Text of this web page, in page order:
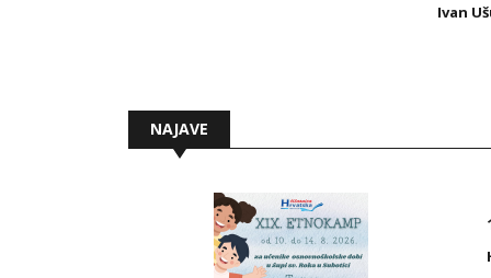
Ivan
NAJAVE